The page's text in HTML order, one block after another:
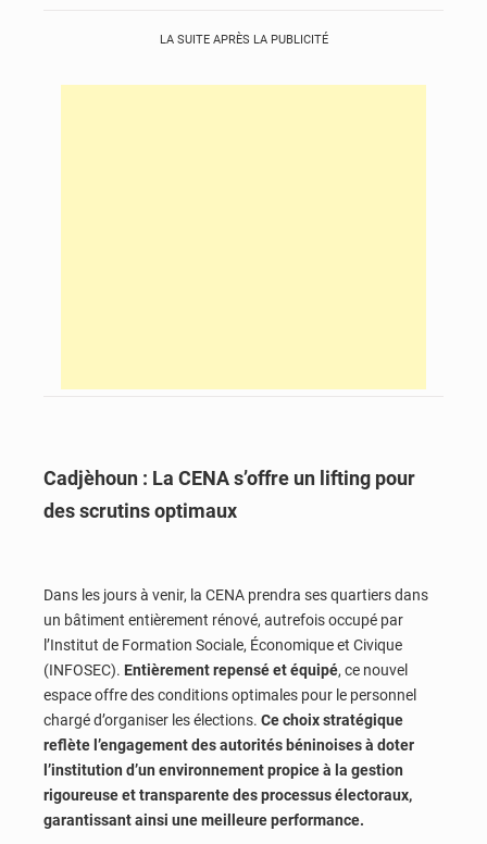
LA SUITE APRÈS LA PUBLICITÉ
Cadjèhoun : La CENA s’offre un lifting pour
des scrutins optimaux
Dans les jours à venir, la CENA prendra ses quartiers dans
un bâtiment entièrement rénové, autrefois occupé par
l’Institut de Formation Sociale, Économique et Civique
(INFOSEC). Entièrement repensé et équipé, ce nouvel
espace offre des conditions optimales pour le personnel
chargé d’organiser les élections. Ce choix stratégique
reflète l’engagement des autorités béninoises à doter
l’institution d’un environnement propice à la gestion
rigoureuse et transparente des processus électoraux,
garantissant ainsi une meilleure performance.